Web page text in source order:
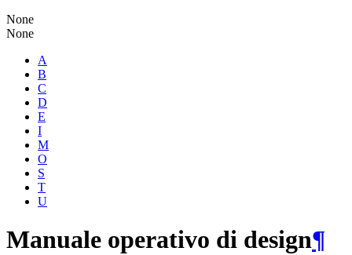
None
None
A
B
C
D
E
I
M
O
S
T
U
Manuale operativo di design¶